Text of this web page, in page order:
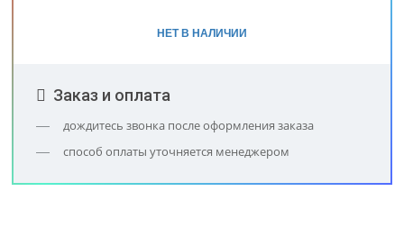
НЕТ В НАЛИЧИИ
Заказ и оплата
дождитесь звонка после оформления заказа
способ оплаты уточняется менеджером